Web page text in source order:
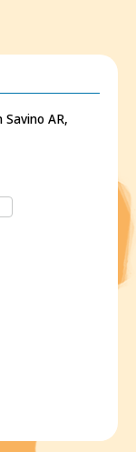
AR,